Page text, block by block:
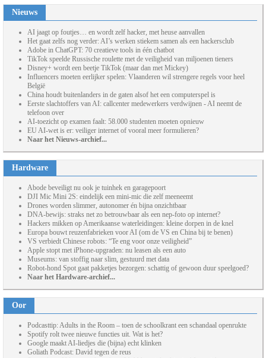
Nieuws
AI jaagt op foutjes… en wordt zelf hacker, met heuse aanvallen
Het gaat zelfs nog verder: AI’s werken stiekem samen als een hackersclub
Adobe in ChatGPT: 70 creatieve tools in één chatbot
TikTok speelde Russische roulette met de veiligheid van miljoenen tieners
Disney+ wordt een beetje TikTok (maar dan met Mickey)
Influencers moeten eerlijker spelen: Vlaanderen wil strengere regels voor heel
België
China houdt buitenlanders in de gaten alsof het een computerspel is
Eerste slachtoffers van AI: callcenter medewerkers verdwijnen - AI neemt de
telefoon over
AI-toezicht op examen faalt: 58.000 studenten moeten opnieuw
EU AI-wet is er: veiliger internet of vooral meer formulieren?
Naar het Nieuws-archief...
Hardware
Abode beveiligt nu ook je tuinhek en garagepoort
DJI Mic Mini 2S: eindelijk een mini-mic die zelf meeneemt
Drones worden slimmer, autonomer én bijna onzichtbaar
DNA-bewijs: straks net zo betrouwbaar als een nep-foto op internet?
Hackers mikken op Amerikaanse waterleidingen: kleine dorpen in de knel
Europa bouwt reuzenfabrieken voor AI (om de VS en China bij te benen)
VS verbiedt Chinese robots: “Te eng voor onze veiligheid”
Apple stopt met iPhone-upgraden: nu leasen als een auto
Museums: van stoffig naar slim, gestuurd met data
Robot-hond Spot gaat pakketjes bezorgen: schattig of gewoon duur speelgoed?
Naar het Hardware-archief...
Oor
Podcasttip: Adults in the Room – toen de schoolkrant een schandaal openrukte
Spotify rolt twee nieuwe functies uit. Wat is het?
Google maakt AI-liedjes die (bijna) echt klinken
Goliath Podcast: David tegen de reus